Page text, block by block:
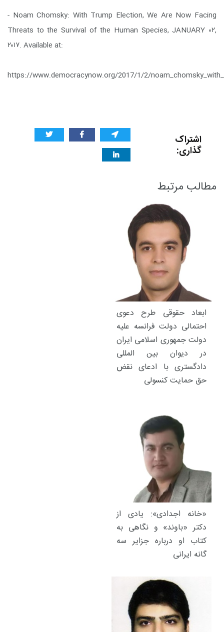
- Noam Chomsky: With Trump Election, We Are Now Facing
Threats to the Survival of the Human Species, JANUARY ۰۲,
۲۰۱۷. Available at:
https://www.democracynow.org/2017/1/2/
اشتراک
گذاری:
مطالب مرتبط
ابعاد حقوقی طرح دعوی
احتمالی دولت فرانسه علیه
دولت جمهوری اسلامی ایران
در دیوان بین المللی
دادگستری با ادعای نقض
حق حمایت کنسولی
«خانه اجدادی»: یادی از
دکتر «باوند» و نگاهی به
کتاب او درباره جزایر سه
گانه ایرانی